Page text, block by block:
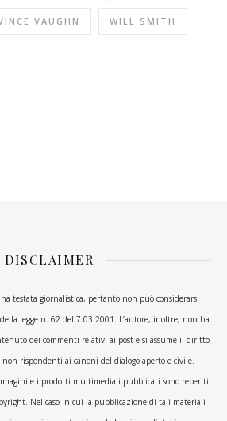
VAUGHN WILL SMITH
DISCLAIMER
testata giornalistica, pertanto non può considerarsi
legge n. 62 del 7.03.2001. L’autore, inoltre, non ha
dei commenti relativi ai post e si assume il diritto
rispondenti ai canoni del dialogo aperto e civile.
e i prodotti multimediali pubblicati sono reperiti
Nel caso in cui la pubblicazione di tali materiali